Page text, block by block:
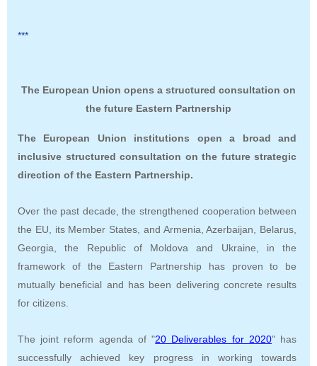
***
The European Union opens a structured consultation on
the future Eastern Partnership
The European Union institutions open a broad and
inclusive structured consultation on the future strategic
direction of the Eastern Partnership.
Over the past decade, the strengthened cooperation between
the EU, its Member States, and Armenia, Azerbaijan, Belarus,
Georgia, the Republic of Moldova and Ukraine, in the
framework of the Eastern Partnership has proven to be
mutually beneficial and has been delivering concrete results
for citizens.
The joint reform agenda of "20 Deliverables for 2020" has
successfully achieved key progress in working towards